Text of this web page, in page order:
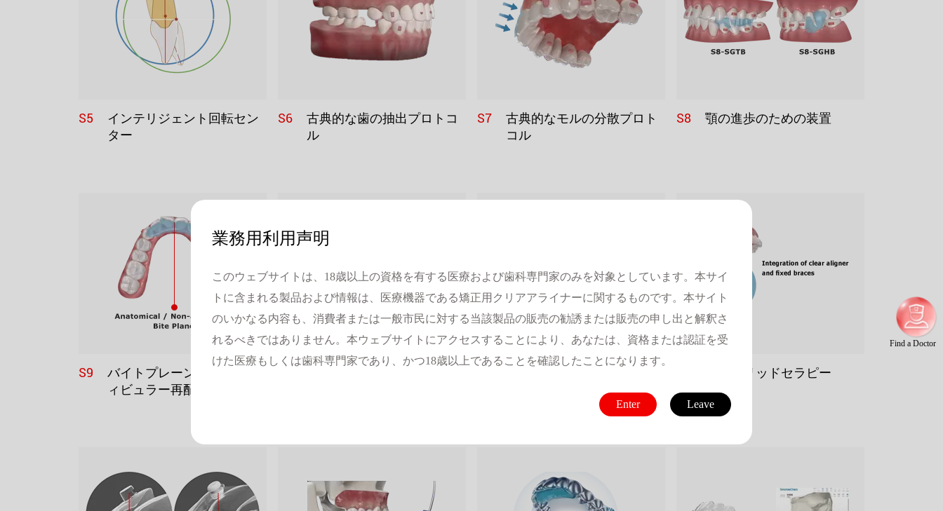
S5
インテリジェント回転セン
ター
S6
古典的な歯の抽出プロトコ
ル
S7
古典的なモルの分散プロト
コル
S8 顎の進歩のための装置
S9
バイトプレーン付きマンデ
ィビュラー再配置装置
ハイブリッドセラピー
Find a Doctor
業務用利用声明
このウェブサイトは、18歳以上の資格を有する医療および歯科専門家のみを対象としています。本サイ
トに含まれる製品および情報は、医療機器である矯正用クリアアライナーに関するものです。本サイト
のいかなる内容も、消費者または一般市民に対する当該製品の販売の勧誘または販売の申し出と解釈さ
れるべきではありません。本ウェブサイトにアクセスすることにより、あなたは、資格または認証を受
けた医療もしくは歯科専門家であり、かつ18歳以上であることを確認したことになります。
Enter Leave